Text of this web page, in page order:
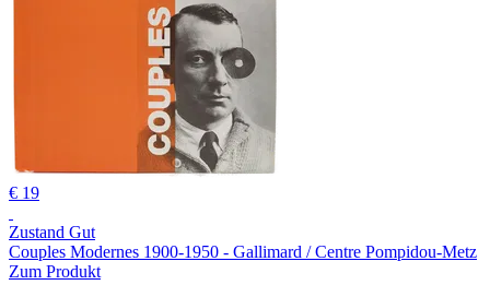
€ 19
Zustand Gut
Couples Modernes 1900-1950 - Gallimard / Centre Pompidou-Metz
Zum Produkt